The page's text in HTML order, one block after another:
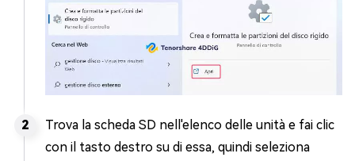
Trova la scheda SD nell'elenco delle unità e fai clic
con il tasto destro su di essa, quindi seleziona